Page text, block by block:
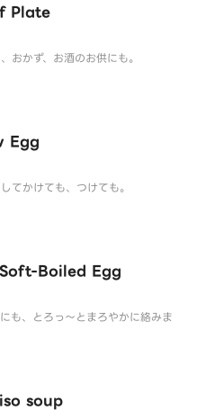
Plate
おかず、お酒のお供にも。
Egg
てかけても、つけても。
Soft-Boiled Egg
も、とろっ～とまろやかに絡みま
soup